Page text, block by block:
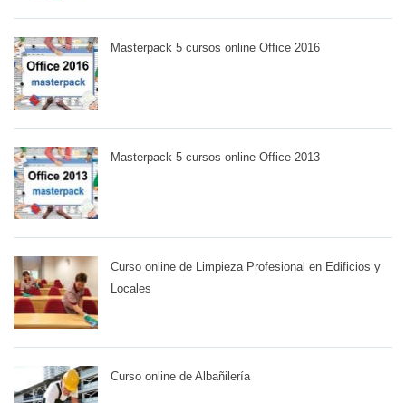
Masterpack 5 cursos online Office 2016
Masterpack 5 cursos online Office 2013
Curso online de Limpieza Profesional en Edificios y
Locales
Curso online de Albañilería